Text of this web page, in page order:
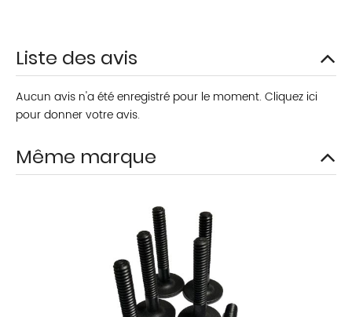
Liste des avis
Aucun avis n'a été enregistré pour le moment. Cliquez ici
pour donner votre avis.
Même marque